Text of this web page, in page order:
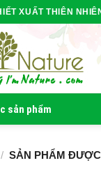
XUẤT THIÊN
sản phẩm
/ SẢN PHẨM